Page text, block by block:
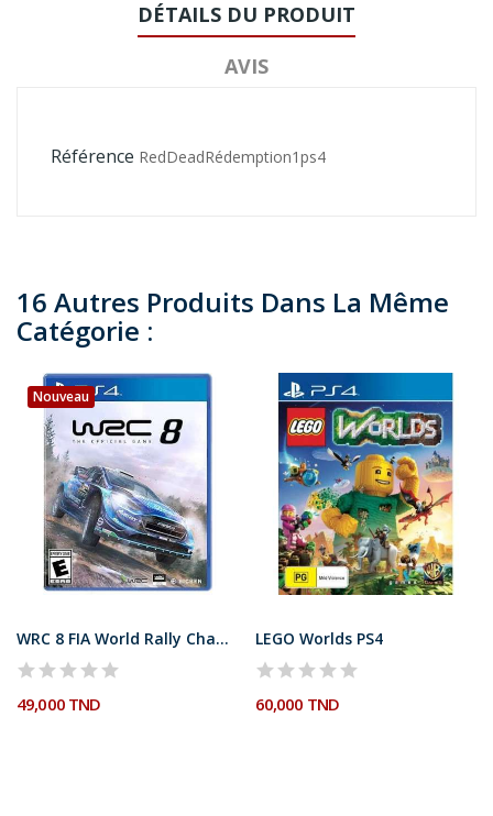
DÉTAILS DU PRODUIT
AVIS
Référence RedDeadRédemption1ps4
16 Autres Produits Dans La Même
Catégorie :
Nouveau
WRC 8 FIA World Rally Championship PS4
49,000 TND
LEGO Worlds PS4
60,000 TND